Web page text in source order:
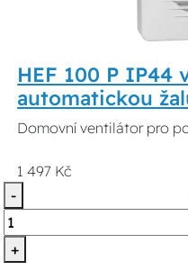
HEF 100 P IP44
automatickou
Domovní ventilátor pro
1 497 Kč
-
+